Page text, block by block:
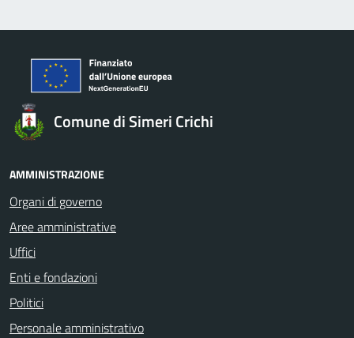
Comune di Simeri Crichi
AMMINISTRAZIONE
Organi di governo
Aree amministrative
Uffici
Enti e fondazioni
Politici
Personale amministrativo